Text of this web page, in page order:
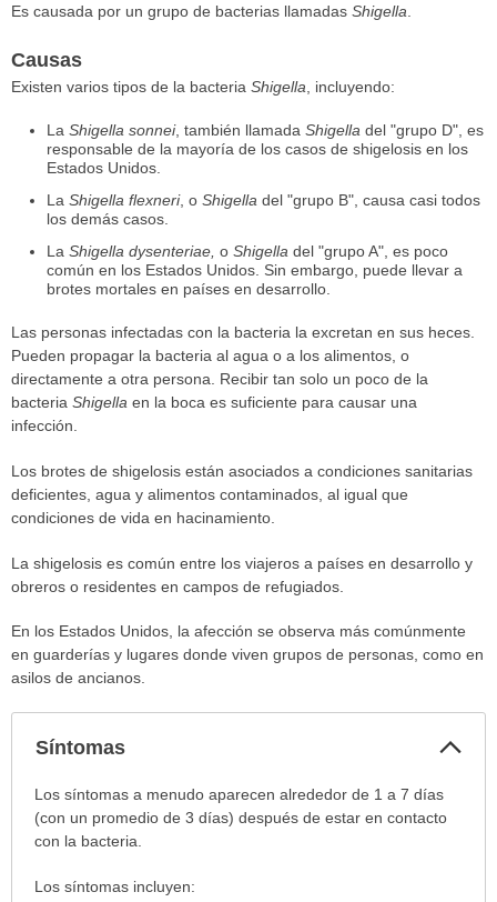
Es causada por un grupo de bacterias llamadas Shigella
Causas
Existen varios tipos de la bacteria Shigella , incluyendo:
LaShigella sonnei, también llamadaShigelladel "grupo D", es
responsable de la mayoría de los casos de shigelosis en los
Estados Unidos.
LaShigella flexneri, oShigella del "grupo B", causa casi todos
los demás casos.
LaShigella dysenteriae, oShigella del "grupo A", es poco
común en los Estados Unidos. Sin embargo, puede llevar a
brotes mortales en países en desarrollo.
Las personas infectadas con la bacteria la excretan en sus heces.
Pueden propagar la bacteria al agua o a los alimentos, o
directamente a otra persona. Recibir tan solo un poco de la
bacteria Shigella en la boca es suficiente para causar una
infección.
Los brotes de shigelosis están asociados a condiciones sanitarias
deficientes, agua y alimentos contaminados, al igual que
condiciones de vida en hacinamiento.
La shigelosis es común entre los viajeros a países en desarrollo y
obreros o residentes en campos de refugiados.
En los Estados Unidos, la afección se observa más comúnmente
en guarderías y lugares donde viven grupos de personas, como en
asilos de ancianos.
Síntomas
Síntomas
sido
Los síntomas a menudo aparecen alrededor de 1 a 7 días
(con un promedio de 3 días) después de estar en contacto
con la bacteria.
Los síntomas incluyen: